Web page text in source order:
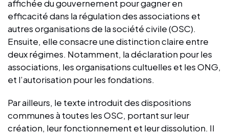
affichée du gouvernement pour gagner en
efficacité dans la régulation des associations et
autres organisations de la société civile (OSC).
Ensuite, elle consacre une distinction claire entre
deux régimes. Notamment, la déclaration pour les
associations, les organisations cultuelles et les ONG,
et l’autorisation pour les fondations.
Par ailleurs, le texte introduit des dispositions
communes à toutes les OSC, portant sur leur
création, leur fonctionnement et leur dissolution. Il